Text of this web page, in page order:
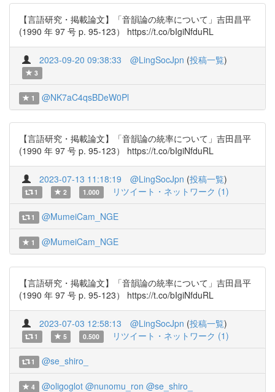
【言語研究・掲載論文】「音韻論の統率について」吉田昌平
(1990 年 97 号 p. 95-123） https://t.co/bIgiNfduRL
2023-09-20 09:38:33 @LingSocJpn (投稿一覧)
3
1 @NK7aC4qsBDeW0Pl
【言語研究・掲載論文】「音韻論の統率について」吉田昌平
(1990 年 97 号 p. 95-123） https://t.co/bIgiNfduRL
2023-07-13 11:18:19 @LingSocJpn (投稿一覧)
1 2 1.000 リツイート・ネットワーク (1)
1 @MumeiCam_NGE
1 @MumeiCam_NGE
【言語研究・掲載論文】「音韻論の統率について」吉田昌平
(1990 年 97 号 p. 95-123） https://t.co/bIgiNfduRL
2023-07-03 12:58:13 @LingSocJpn (投稿一覧)
1 5 0.500 リツイート・ネットワーク (1)
1 @se_shiro_
4 @oligoglot @nunomu_ron @se_shiro_